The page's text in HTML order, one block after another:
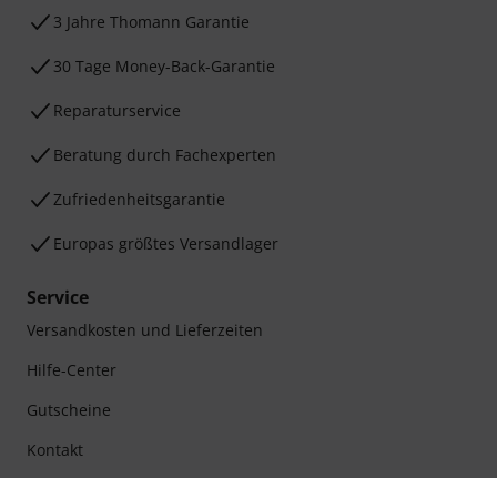
3 Jahre Thomann Garantie
30 Tage Money-Back-Garantie
Reparaturservice
Beratung durch Fachexperten
Zufriedenheitsgarantie
Europas größtes Versandlager
Service
Versandkosten und Lieferzeiten
Hilfe-Center
Gutscheine
Kontakt